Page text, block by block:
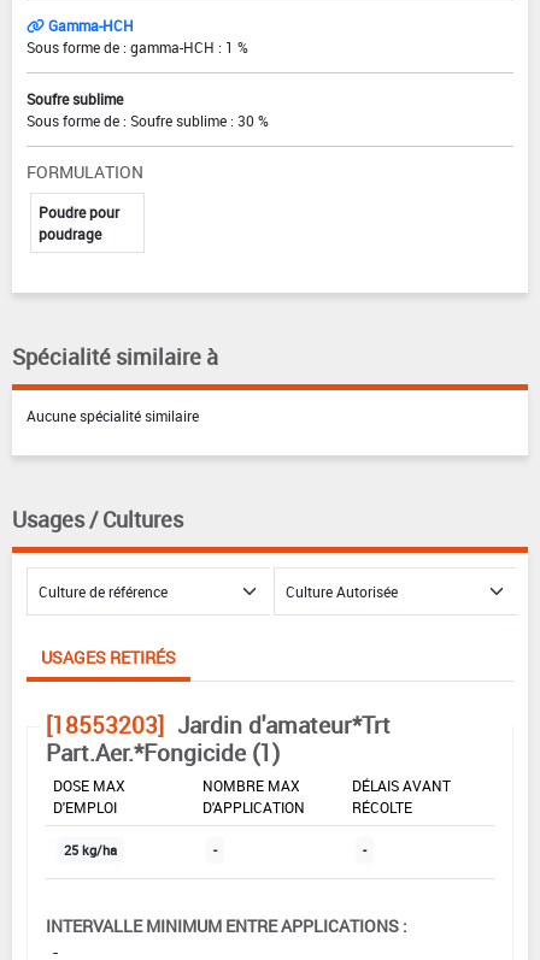
Gamma-HCH
Sous forme de : gamma-HCH : 1 %
Soufre sublime
Sous forme de : Soufre sublime : 30 %
FORMULATION
Poudre pour
poudrage
Spécialité similaire à
Aucune spécialité similaire
Usages / Cultures
USAGES RETIRÉS
[18553203] Jardin d'amateur*Trt
Part.Aer.*Fongicide (1)
DOSE MAX
D'EMPLOI
NOMBRE MAX
D'APPLICATION
DÉLAIS AVANT
RÉCOLTE
25 kg/ha - -
INTERVALLE MINIMUM ENTRE APPLICATIONS :
-